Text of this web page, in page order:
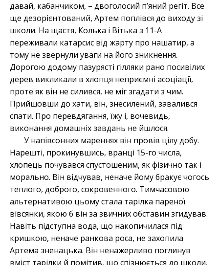
давай, кабанчиком, – двоголосий п’яний регіт. Все
ще дезорієнтований, Артем поплівся до виходу зі
школи. На щастя, Колька і Вітька з 11-А
переживали катарсис від жарту про нашатир, а
тому не звернули уваги на його зникнення.
Дорогою додому пазурясті гілляки рано посивілих
дерев викликали в хлопця неприємні асоціації,
проте як він не силився, не міг згадати з чим.
Прийшовши до хати, він, знесилений, завалився
спати. Про перевдягання, їжу і, вочевидь,
виконання домашніх завдань не йшлося.
У напівсонних мареннях він провів цілу добу.
Нарешті, прокинувшись, вранці 15-го числа,
хлопець почувався спустошеним, як фізично так і
морально. Він відчував, неначе йому бракує чогось
теплого, доброго, сокровенного. Тимчасовою
альтернативою цьому стала тарілка пареної
вівсянки, якою б він за звичних обставин згидував.
Навіть підступна вода, що накопичилася під
кришкою, неначе ранкова роса, не захопила
Артема зненацька. Він ненажерливо поглинув
вміст тарілки й помітив, що спізнюється до школи.